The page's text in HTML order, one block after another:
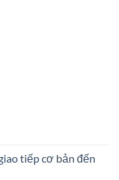
tiếp cơ bản đến